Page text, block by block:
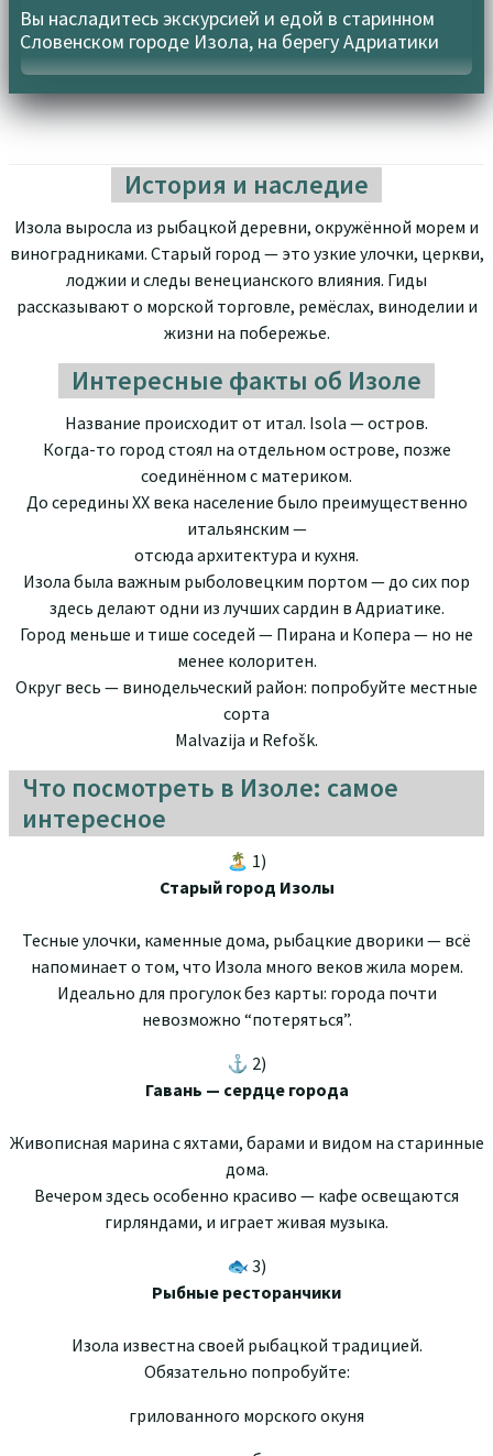
Вы насладитесь экскурсией и едой в старинном
Словенском городе Изола, на берегу Адриатики
История и наследие
Изола выросла из рыбацкой деревни, окружённой морем и
виноградниками. Старый город — это узкие улочки, церкви,
лоджии и следы венецианского влияния. Гиды
рассказывают о морской торговле, ремёслах, виноделии и
жизни на побережье.
Интересные факты об Изоле
Название происходит от итал. Isola — остров.
Когда-то город стоял на отдельном острове, позже
соединённом с материком.
До середины XX века население было преимущественно
итальянским —
отсюда архитектура и кухня.
Изола была важным рыболовецким портом — до сих пор
здесь делают одни из лучших сардин в Адриатике.
Город меньше и тише соседей — Пирана и Копера — но не
менее колоритен.
Округ весь — винодельческий район: попробуйте местные
сорта
Malvazija и Refošk.
Что посмотреть в Изоле: самое
интересное
🏝 1)
Старый город Изолы
Тесные улочки, каменные дома, рыбацкие дворики — всё
напоминает о том, что Изола много веков жила морем.
Идеально для прогулок без карты: города почти
невозможно “потеряться”.
⚓ 2)
Гавань — сердце города
Живописная марина с яхтами, барами и видом на старинные
дома.
Вечером здесь особенно красиво — кафе освещаются
гирляндами, и играет живая музыка.
🐟 3)
Рыбные ресторанчики
Изола известна своей рыбацкой традицией.
Обязательно попробуйте:
грилованного морского окуня